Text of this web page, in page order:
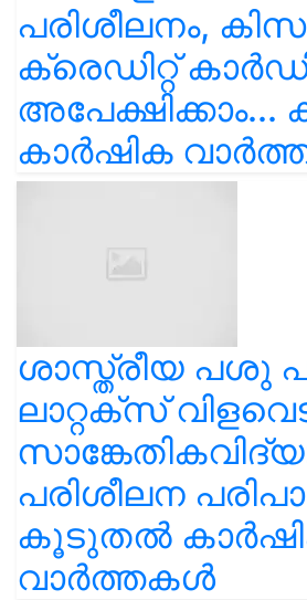
പരിശീലനം,
ക്രെഡിറ്റ്
കാർഷിക
ശാസ്ത്രീയ പശു
ലാറ്റക്സ്
പരിശീലന
കൂടുതൽ
വാർത്തകൾ